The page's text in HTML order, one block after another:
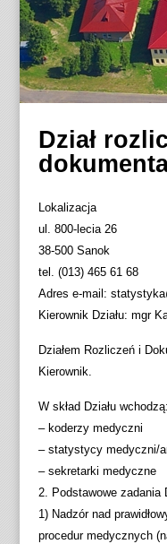
Dział
Lokalizacja
ul. 800-lecia 26
38-500 Sanok
tel. (013) 465 61 68
Adres e-mail:
Kierownik Działu: mgr
Działem Rozliczeń i
Kierownik.
W skład Działu wchodzą:
– koderzy medyczni
– statystycy medyczni/
– sekretarki medyczne
2. Podstawowe zadania
1) Nadzór nad
procedur medycznych